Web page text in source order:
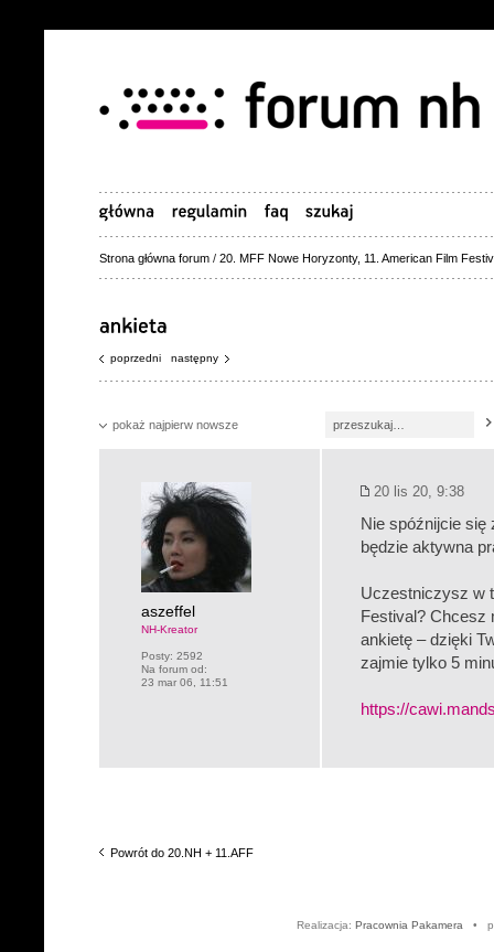
Strona główna forum / 20. MFF Nowe Horyzonty, 11. American Film
poprzedni następny
pokaż najpierw nowsze
aszeffel
NH-Kreator
Posty: 2592
Na forum od:
23 mar 06, 11:51
20 lis 20, 9:38
Nie spóźnijcie się
będzie aktywna
Uczestniczysz w
Festival? Chcesz
ankietę – dzięki
zajmie tylko 5
https://
Powrót do 20.NH + 11.AFF
Realizacja: Pracownia Pakamera •